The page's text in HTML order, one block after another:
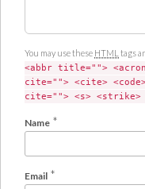
You may use these HTML tags
<abbr title="">
cite=""> <cite>
cite=""> <s> <strike>
Name *
Email *